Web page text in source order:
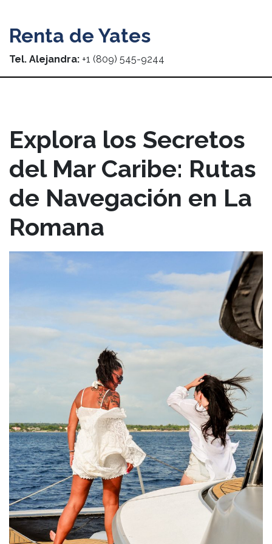
Renta de Yates
Tel. Alejandra: +1 (809) 545-9244
Explora los Secretos
del Mar Caribe: Rutas
de Navegación en La
Romana